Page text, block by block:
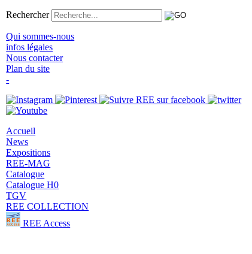
Rechercher
Qui sommes-nous
infos légales
Nous contacter
Plan du site
-
Accueil
News
Expositions
REE-MAG
Catalogue
Catalogue H0
TGV
REE COLLECTION
REE Access